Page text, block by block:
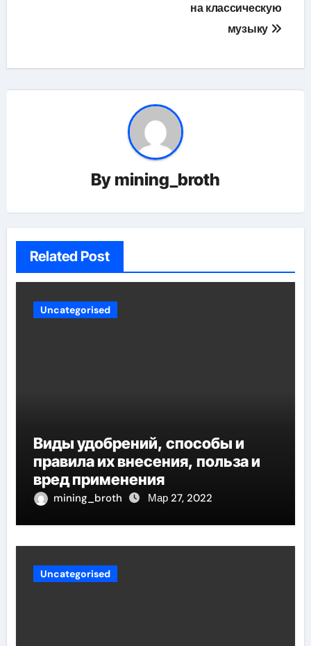
на классическую
музыку
By mining_broth
Related Post
Uncategorised
Виды удобрений, способы и
правила их внесения, польза и
вред применения
mining_broth Мар 27, 2022
Uncategorised